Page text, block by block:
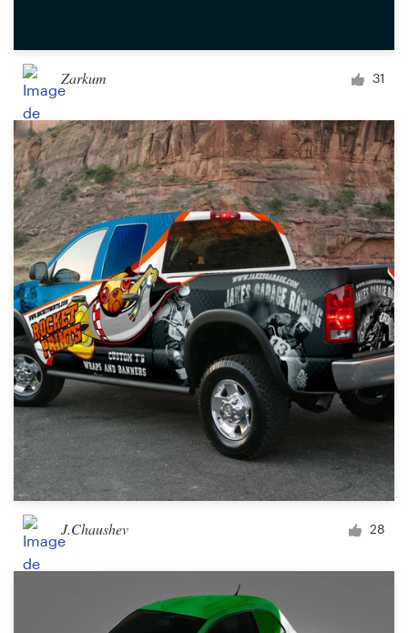
Zarkum 31
J.Chaushev 28